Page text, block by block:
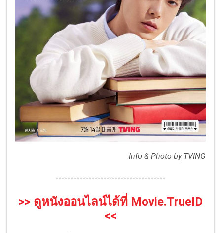
Info & Photo by TVING
-------------------------------------
>> ดูหนังออนไลน์ได้ที่ Movie.TrueID
<<